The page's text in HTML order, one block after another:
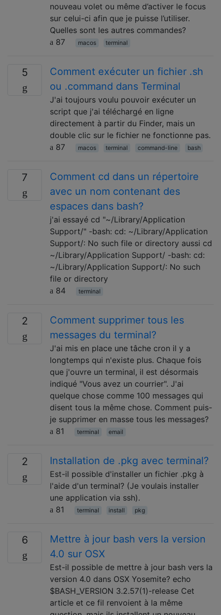
nouveau volet ou même d’activer le focus
sur celui-ci afin que je puisse l’utiliser.
Quelles sont les autres commandes?
87
macos terminal
5
Comment exécuter un fichier .sh
ou .command dans Terminal
J'ai toujours voulu pouvoir exécuter un
script que j'ai téléchargé en ligne
directement à partir du Finder, mais un
double clic sur le fichier ne fonctionne pas.
87
macos terminal command-line bash
7
Comment cd dans un répertoire
avec un nom contenant des
espaces dans bash?
j'ai essayé cd "~/Library/Application
Support/" -bash: cd: ~/Library/Application
Support/: No such file or directory aussi cd
~/Library/Application Support/ -bash: cd:
~/Library/Application Support/: No such
file or directory
84
terminal
2
Comment supprimer tous les
messages du terminal?
J'ai mis en place une tâche cron il y a
longtemps qui n'existe plus. Chaque fois
que j'ouvre un terminal, il est désormais
indiqué "Vous avez un courrier". J'ai
quelque chose comme 100 messages qui
disent tous la même chose. Comment puis-
je supprimer en masse tous les messages?
81
terminal email
2 Installation de .pkg avec terminal?
Est-il possible d'installer un fichier .pkg à
l'aide d'un terminal? (Je voulais installer
une application via ssh).
81
terminal install pkg
6
Mettre à jour bash vers la version
4.0 sur OSX
Est-il possible de mettre à jour bash vers la
version 4.0 dans OSX Yosemite? echo
$BASH_VERSION 3.2.57(1)-release Cet
article et ce fil renvoient à la même